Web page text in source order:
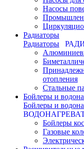
Насосы
Радиаторы
Радиаторы
отопления
Стальные
Бойлеры и
Бойлеры и
Бойлеры
Газовые